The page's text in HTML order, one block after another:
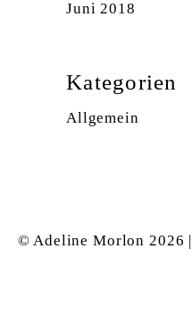
Juni 2018
Kategorien
Allgemein
© Adeline Morlon 2026 |